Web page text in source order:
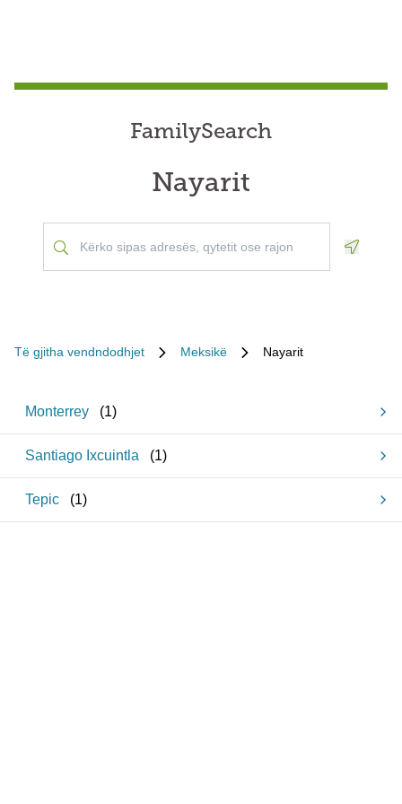
FamilySearch
Nayarit
Të gjitha vendndodhjet Meksikë Nayarit
Monterrey (1)
Santiago Ixcuintla (1)
Tepic (1)